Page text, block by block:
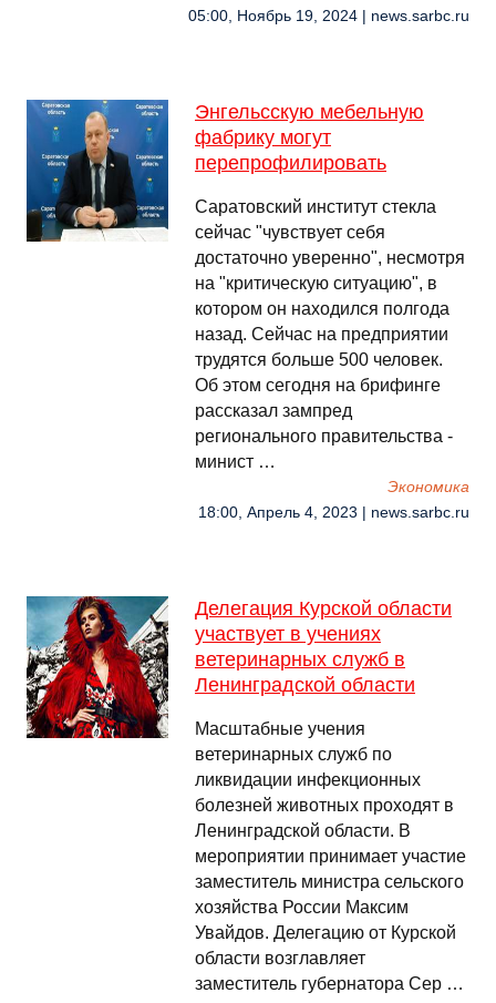
05:00, Ноябрь 19, 2024 | news.sarbc.ru
Энгельсскую мебельную
фабрику могут
перепрофилировать
Саратовский институт стекла
сейчас "чувствует себя
достаточно уверенно", несмотря
на "критическую ситуацию", в
котором он находился полгода
назад. Сейчас на предприятии
трудятся больше 500 человек.
Об этом сегодня на брифинге
рассказал зампред
регионального правительства -
минист …
Экономика
18:00, Апрель 4, 2023 | news.sarbc.ru
Делегация Курской области
участвует в учениях
ветеринарных служб в
Ленинградской области
Масштабные учения
ветеринарных служб по
ликвидации инфекционных
болезней животных проходят в
Ленинградской области. В
мероприятии принимает участие
заместитель министра сельского
хозяйства России Максим
Увайдов. Делегацию от Курской
области возглавляет
заместитель губернатора Сер …